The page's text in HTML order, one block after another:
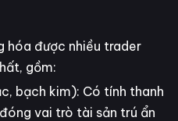
hóa được nhiều trader
gồm:
bạch kim): Có tính thanh
vai trò tài sản trú ẩn